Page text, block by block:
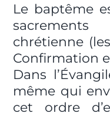
Le baptême
chrétienne
Confirmation
Dans
même qui
cet ordre